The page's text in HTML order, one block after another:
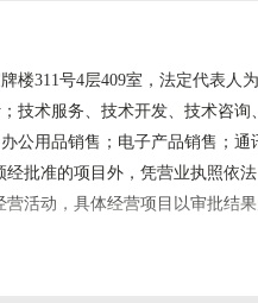
楼311号4层409室，法定代表人
技术服务、技术开发、技术咨询
公用品销售；电子产品销售；通
批准的项目外，凭营业执照依法
活动，具体经营项目以审批结